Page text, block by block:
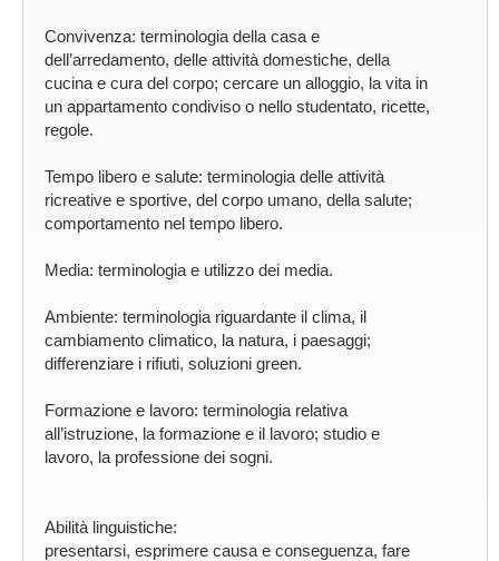
Convivenza: terminologia della casa e
dell’arredamento, delle attività domestiche, della
cucina e cura del corpo; cercare un alloggio, la vita in
un appartamento condiviso o nello studentato, ricette,
regole.
Tempo libero e salute: terminologia delle attività
ricreative e sportive, del corpo umano, della salute;
comportamento nel tempo libero.
Media: terminologia e utilizzo dei media.
Ambiente: terminologia riguardante il clima, il
cambiamento climatico, la natura, i paesaggi;
differenziare i rifiuti, soluzioni green.
Formazione e lavoro: terminologia relativa
all’istruzione, la formazione e il lavoro; studio e
lavoro, la professione dei sogni.
Abilità linguistiche:
presentarsi, esprimere causa e conseguenza, fare